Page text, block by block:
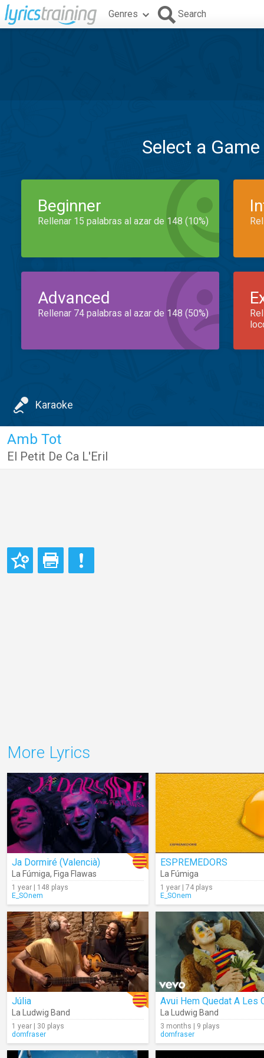
Genres Search
Select a
Beginner
Rellenar 15 palabras al azar de 148 (10%)
Advanced
Rellenar 74 palabras al azar de 148 (50%)
Karaoke
Amb Tot
El Petit De Ca L'Eril
More Lyrics
Ja Dormiré (Valencià)
La Fúmiga, Figa Flawas
1 year | 148 plays
E_SOnem
ESPREMEDORS
La Fúmiga
1 year | 74 plays
E_SOnem
Júlia
La Ludwig Band
1 year | 30 plays
domfraser
La Ludwig Band
3 months | 9 plays
domfraser